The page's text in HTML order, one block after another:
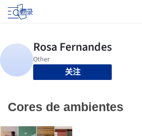
登录
关注
Cores de ambientes